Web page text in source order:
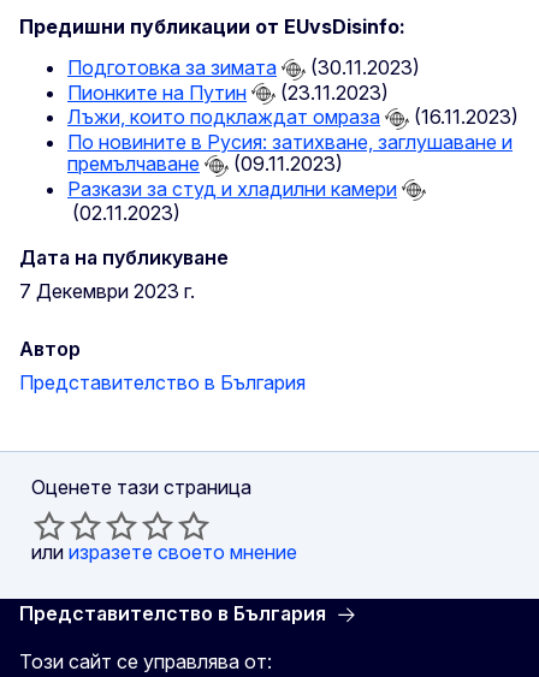
Предишни публикации от EUvsDisinfo:
Подготовка за зимата
(30.11.2023)
Пионките на Путин
(23.11.2023)
Лъжи, които подклаждат омраза
(16.11.2023)
По новините в Русия: затихване, заглушаване и
премълчаване
(09.11.2023)
Разкази за студ и хладилни камери
(02.11.2023)
Дата на публикуване
7 Декември 2023 г.
Автор
Представителство в България
Оценете тази страница
или изразете своето мнение
Представителство в България
Този сайт се управлява от: